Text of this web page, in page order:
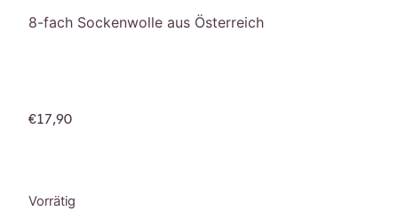
8-fach Sockenwolle aus Österreich
€17,90
Vorrätig